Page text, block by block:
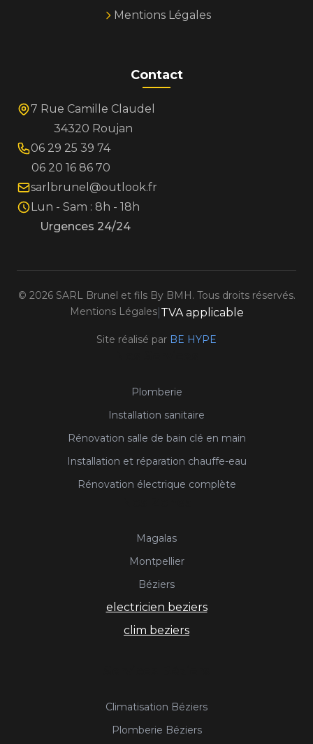
Mentions Légales
Contact
7 Rue Camille Claudel
34320 Roujan
06 29 25 39 74
06 20 16 86 70
sarlbrunel@outlook.fr
Lun - Sam : 8h - 18h
Urgences 24/24
© 2026SARL Brunel et fils By BMH. Tous droits réservés.
Mentions Légales| TVA applicable
Site réalisé par BE HYPE
Plomberie
Installation sanitaire
Rénovation salle de bain clé en main
Installation et réparation chauffe-eau
Rénovation électrique complète
Magalas
Montpellier
Béziers
electricien beziers
clim beziers
Climatisation Béziers
Plomberie Béziers